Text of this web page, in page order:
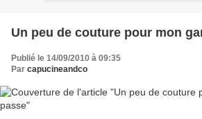
Un peu de couture pour mon
Publié le 14/09/2010 à 09:35
Par capucineandco